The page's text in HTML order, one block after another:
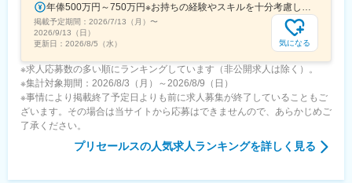
掲載予定期間： 2026/7/13（月） 〜
2026/9/13（日）
更新日： 2026/8/5（水） 気になる
※求人応募数の多い順にランキングしています（非公開求人は除く）。
※集計対象期間：2026/8/3（月）～2026/8/9（日）
※事情により掲載終了予定日よりも前に求人募集が終了していることもご
ざいます。その場合は当サイトから応募はできませんので、あらかじめご
了承ください。
プリセールスの人気求人ランキングを詳しく見る